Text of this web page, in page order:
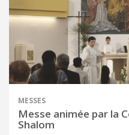
MESSES
Messe animée par la
Shalom